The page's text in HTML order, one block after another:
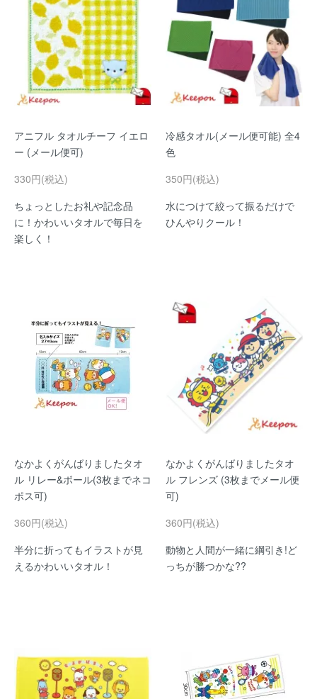
アニフル タオルチーフ イエロ
ー (メール便可)
330円(税込)
ちょっとしたお礼や記念品
に！かわいいタオルで毎日を
楽しく！
冷感タオル(メール便可能) 全4
色
350円(税込)
水につけて絞って振るだけで
ひんやりクール！
なかよくがんばりましたタオ
ル リレー&ボール(3枚までネコ
ポス可)
360円(税込)
半分に折ってもイラストが見
えるかわいいタオル！
なかよくがんばりましたタオ
ル フレンズ (3枚までメール便
可)
360円(税込)
動物と人間が一緒に綱引き!ど
っちが勝つかな??